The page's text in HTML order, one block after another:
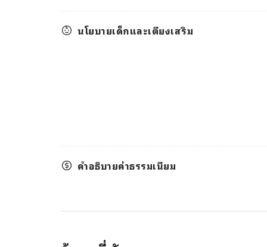
นโยบายเด็กและเตียงเสริม
คำอธิบายค่าธรรมเนียม